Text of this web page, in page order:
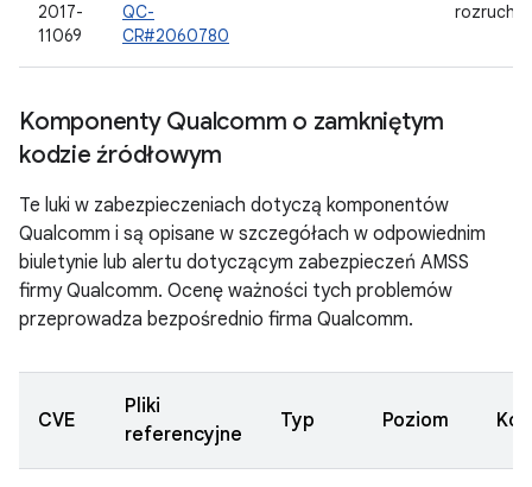
2017-
11069
QC-
CR#2060780
Komponenty Qualcomm o zamkniętym
kodzie źródłowym
Te luki w zabezpieczeniach dotyczą komponentów
Qualcomm i są opisane w szczegółach w odpowiednim
biuletynie lub alertu dotyczącym zabezpieczeń AMSS
firmy Qualcomm. Ocenę ważności tych problemów
przeprowadza bezpośrednio firma Qualcomm.
CVE
Pliki
referencyjne
Typ Poziom